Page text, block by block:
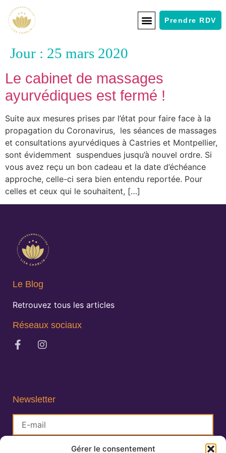
Gérer le consentement
Prendre RDV
Jour : 25 mars 2020
Le cabinet de massages
ayurvédiques est fermé !
Suite aux mesures prises par l’état pour faire face à la
propagation du Coronavirus, les séances de massages
et consultations ayurvédiques à Castries et Montpellier,
sont évidemment suspendues jusqu’à nouvel ordre. Si
vous avez reçu un bon cadeau et la date d’échéance
approche, celle-ci sera bien entendu reportée. Pour
celles et ceux qui le souhaitent, […]
Le Blog
Retrouvez tous les articles
Réseaux sociaux
Newsletter
S'inscrire